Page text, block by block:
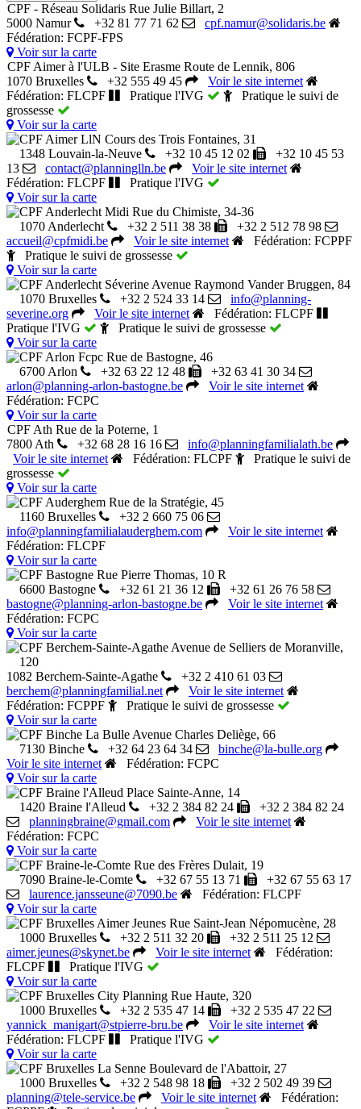
CPF - Réseau Solidaris Rue Julie Billart, 2
5000 Namur
+32 81 77 71 62
cpf.namur@solidaris.be
Fédération: FCPF-FPS
Voir sur la carte
CPF Aimer à l'ULB - Site Erasme Route de Lennik, 806
1070 Bruxelles
+32 555 49 45
Voir le site internet
Fédération: FLCPF
Pratique l'IVG
Pratique le suivi de
grossesse
Voir sur la carte
CPF Aimer LlN Cours des Trois Fontaines, 31
1348 Louvain-la-Neuve
+32 10 45 12 02
+32 10 45 53
13
contact@planninglln.be
Voir le site internet
Fédération: FLCPF
Pratique l'IVG
Voir sur la carte
CPF Anderlecht Midi Rue du Chimiste, 34-36
1070 Anderlecht
+32 2 511 38 38
+32 2 512 78 98
accueil@cpfmidi.be
Voir le site internet
Fédération: FCPPF
Pratique le suivi de grossesse
Voir sur la carte
CPF Anderlecht Séverine Avenue Raymond Vander Bruggen, 84
1070 Bruxelles
+32 2 524 33 14
info@planning-
severine.org
Voir le site internet
Fédération: FLCPF
Pratique l'IVG
Pratique le suivi de grossesse
Voir sur la carte
CPF Arlon Fcpc Rue de Bastogne, 46
6700 Arlon
+32 63 22 12 48
+32 63 41 30 34
arlon@planning-arlon-bastogne.be
Voir le site internet
Fédération: FCPC
Voir sur la carte
CPF Ath Rue de la Poterne, 1
7800 Ath
+32 68 28 16 16
info@planningfamilialath.be
Voir le site internet
Fédération: FLCPF
Pratique le suivi de
grossesse
Voir sur la carte
CPF Auderghem Rue de la Stratégie, 45
1160 Bruxelles
+32 2 660 75 06
info@planningfamilialauderghem.com
Voir le site internet
Fédération: FLCPF
Voir sur la carte
CPF Bastogne Rue Pierre Thomas, 10 R
6600 Bastogne
+32 61 21 36 12
+32 61 26 76 58
bastogne@planning-arlon-bastogne.be
Voir le site internet
Fédération: FCPC
Voir sur la carte
CPF Berchem-Sainte-Agathe Avenue de Selliers de Moranville,
120
1082 Berchem-Sainte-Agathe
+32 2 410 61 03
berchem@planningfamilial.net
Voir le site internet
Fédération: FCPPF
Pratique le suivi de grossesse
Voir sur la carte
CPF Binche La Bulle Avenue Charles Deliège, 66
7130 Binche
+32 64 23 64 34
binche@la-bulle.org
Voir le site internet
Fédération: FCPC
Voir sur la carte
CPF Braine l'Alleud Place Sainte-Anne, 14
1420 Braine l'Alleud
+32 2 384 82 24
+32 2 384 82 24
planningbraine@gmail.com
Voir le site internet
Fédération: FCPC
Voir sur la carte
CPF Braine-le-Comte Rue des Frères Dulait, 19
7090 Braine-le-Comte
+32 67 55 13 71
+32 67 55 63 17
laurence.jansseune@7090.be
Fédération: FLCPF
Voir sur la carte
CPF Bruxelles Aimer Jeunes Rue Saint-Jean Népomucène, 28
1000 Bruxelles
+32 2 511 32 20
+32 2 511 25 12
aimer.jeunes@skynet.be
Voir le site internet
Fédération:
FLCPF
Pratique l'IVG
Voir sur la carte
CPF Bruxelles City Planning Rue Haute, 320
1000 Bruxelles
+32 2 535 47 14
+32 2 535 47 22
yannick_manigart@stpierre-bru.be
Voir le site internet
Fédération: FLCPF
Pratique l'IVG
Voir sur la carte
CPF Bruxelles La Senne Boulevard de l'Abattoir, 27
1000 Bruxelles
+32 2 548 98 18
+32 2 502 49 39
planning@tele-service.be
Voir le site internet
Fédération: